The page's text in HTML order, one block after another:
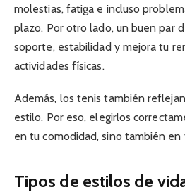
molestias, fatiga e incluso
plazo. Por otro lado, un buen par
soporte, estabilidad y mejora tu
actividades físicas.
Además, los tenis también
estilo. Por eso, elegirlos
en tu comodidad, sino también en
Tipos de estilos de